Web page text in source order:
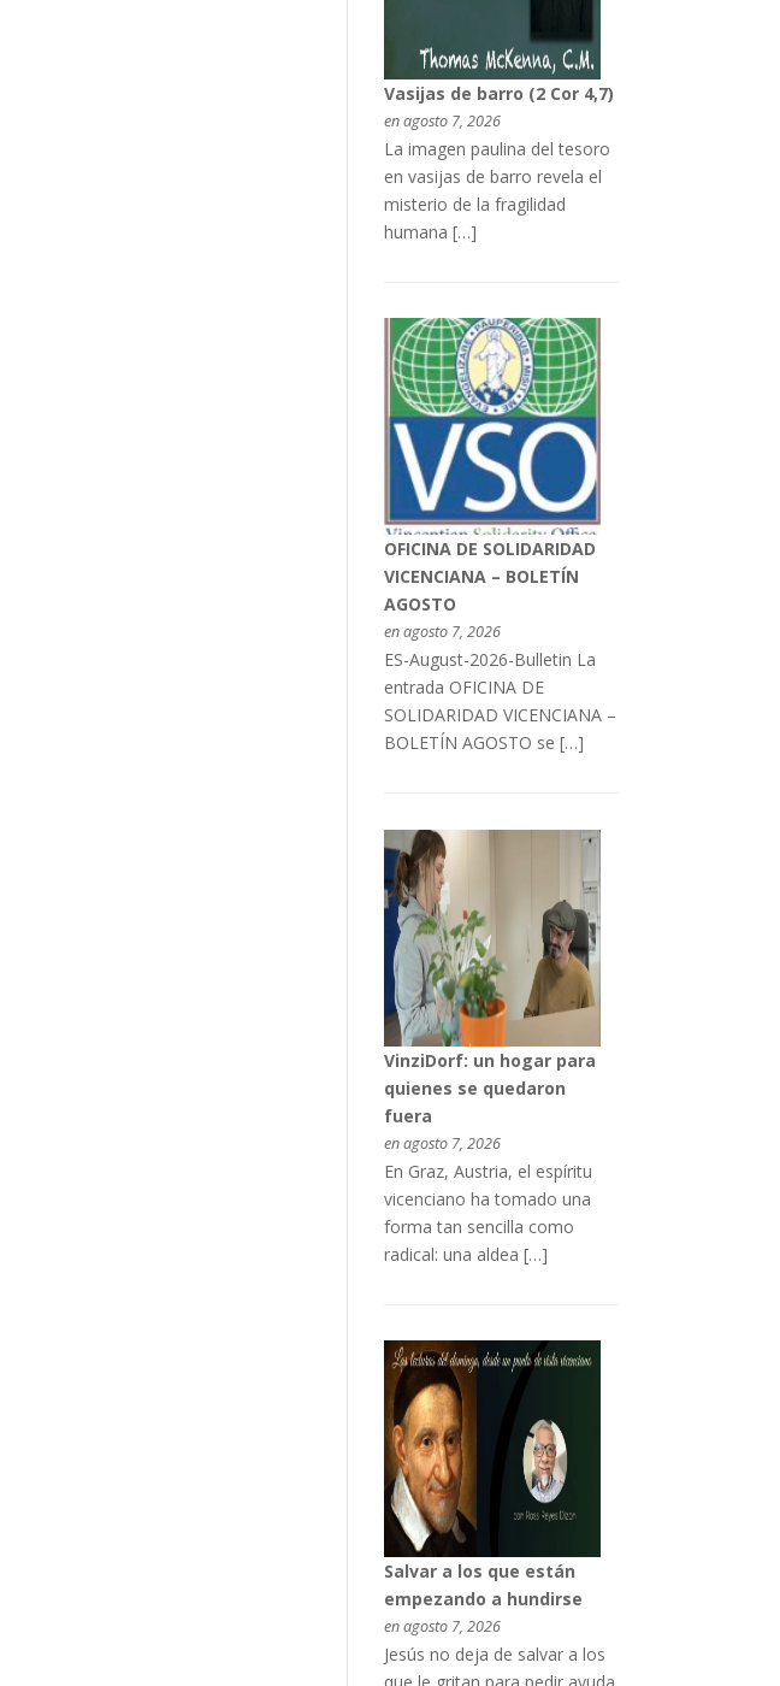
Vasijas de barro (2 Cor 4,7)
en agosto 7, 2026
La imagen paulina del tesoro
en vasijas de barro revela el
misterio de la fragilidad
humana […]
OFICINA DE SOLIDARIDAD
VICENCIANA – BOLETÍN
AGOSTO
en agosto 7, 2026
ES-August-2026-Bulletin La
entrada OFICINA DE
SOLIDARIDAD VICENCIANA –
BOLETÍN AGOSTO se […]
VinziDorf: un hogar para
quienes se quedaron
fuera
en agosto 7, 2026
En Graz, Austria, el espíritu
vicenciano ha tomado una
forma tan sencilla como
radical: una aldea […]
Salvar a los que están
empezando a hundirse
en agosto 7, 2026
Jesús no deja de salvar a los